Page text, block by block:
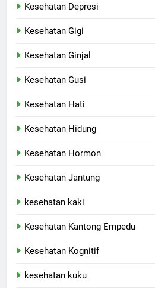
Kesehatan Depresi
Kesehatan Gigi
Kesehatan Ginjal
Kesehatan Gusi
Kesehatan Hati
Kesehatan Hidung
Kesehatan Hormon
Kesehatan Jantung
kesehatan kaki
Kesehatan Kantong Empedu
Kesehatan Kognitif
kesehatan kuku